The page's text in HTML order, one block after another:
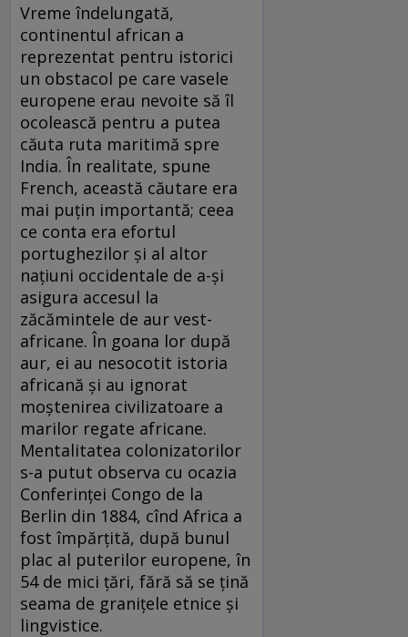
Vreme îndelungată,
continentul african a
reprezentat pentru istorici
un obstacol pe care vasele
europene erau nevoite să îl
ocolească pentru a putea
căuta ruta maritimă spre
India. În realitate, spune
French, această căutare era
mai puțin importantă; ceea
ce conta era efortul
portughezilor și al altor
națiuni occidentale de a-și
asigura accesul la
zăcămintele de aur vest-
africane. În goana lor după
aur, ei au nesocotit istoria
africană și au ignorat
moștenirea civilizatoare a
marilor regate africane.
Mentalitatea colonizatorilor
s-a putut observa cu ocazia
Conferinței Congo de la
Berlin din 1884, cînd Africa a
fost împărțită, după bunul
plac al puterilor europene, în
54 de mici țări, fără să se țină
seama de granițele etnice și
lingvistice.